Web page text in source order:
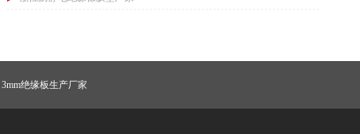
3mm绝缘板生产厂家